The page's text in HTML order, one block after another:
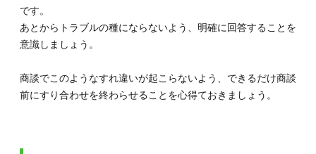
です。
あとからトラブルの種にならないよう、明確に回答することを
意識しましょう。
商談でこのようなすれ違いが起こらないよう、できるだけ商談
前にすり合わせを終わらせることを心得ておきましょう。